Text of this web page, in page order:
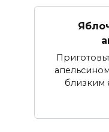
близким